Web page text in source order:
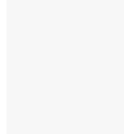
После получения
нам необходимо
верификации
Данная процедура
вышеуказанного
полученных
терроризма,
выполнения